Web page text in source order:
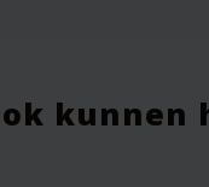
kunnen